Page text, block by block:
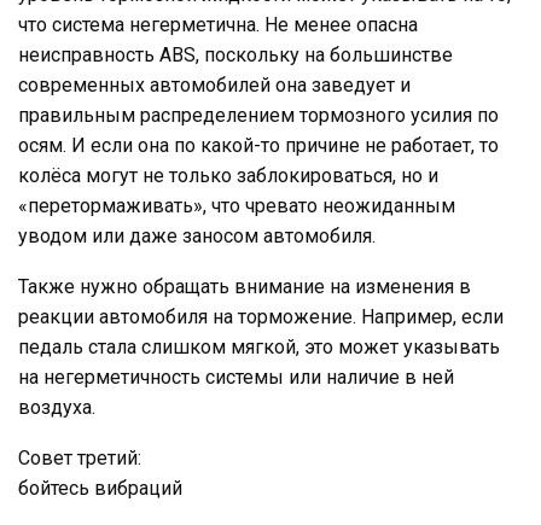
что система негерметична. Не менее опасна
неисправность ABS, поскольку на большинстве
современных автомобилей она заведует и
правильным распределением тормозного усилия по
осям. И если она по какой-то причине не работает, то
колёса могут не только заблокироваться, но и
«перетормаживать», что чревато неожиданным
уводом или даже заносом автомобиля.
Также нужно обращать внимание на изменения в
реакции автомобиля на торможение. Например, если
педаль стала слишком мягкой, это может указывать
на негерметичность системы или наличие в ней
воздуха.
Совет третий:
бойтесь вибраций